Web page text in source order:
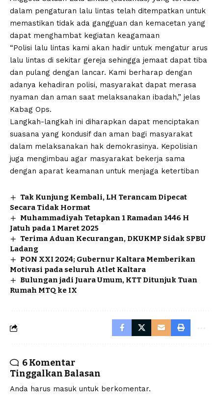
dalam pengaturan lalu lintas telah ditempatkan untuk
memastikan tidak ada gangguan dan kemacetan yang
dapat menghambat kegiatan keagamaan
“Polisi lalu lintas kami akan hadir untuk mengatur arus
lalu lintas di sekitar gereja sehingga jemaat dapat tiba
dan pulang dengan lancar. Kami berharap dengan
adanya kehadiran polisi, masyarakat dapat merasa
nyaman dan aman saat melaksanakan ibadah,” jelas
Kabag Ops.
Langkah-langkah ini diharapkan dapat menciptakan
suasana yang kondusif dan aman bagi masyarakat
dalam melaksanakan hak demokrasinya. Kepolisian
juga mengimbau agar masyarakat bekerja sama
dengan aparat keamanan untuk menjaga ketertiban
Tak Kunjung Kembali, LH Terancam Dipecat
Secara Tidak Hormat
Muhammadiyah Tetapkan 1 Ramadan 1446 H
Jatuh pada 1 Maret 2025
Terima Aduan Kecurangan, DKUKMP Sidak SPBU
Ladang
PON XXI 2024; Gubernur Kaltara Memberikan
Motivasi pada seluruh Atlet Kaltara
Bulungan jadi Juara Umum, KTT Ditunjuk Tuan
Rumah MTQ ke IX
6 Komentar
Tinggalkan Balasan
Anda harus masuk untuk berkomentar.